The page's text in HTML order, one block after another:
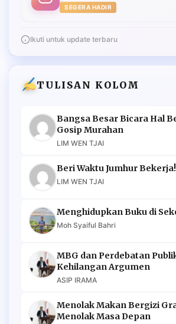
SEGERA HADIR
Ikuti untuk update terbaru
TULISAN KOLOM
Bangsa Besar Bicara Hal
Gosip Murahan
LIM WEN TJAI
Beri Waktu Jumhur Bekerja!
LIM WEN TJAI
Menghidupkan Buku di
Moh Syaiful Bahri
MBG dan Perdebatan
Kehilangan Argumen
ASIP IRAMA
Menolak Makan Bergizi
Menolak Masa Depan